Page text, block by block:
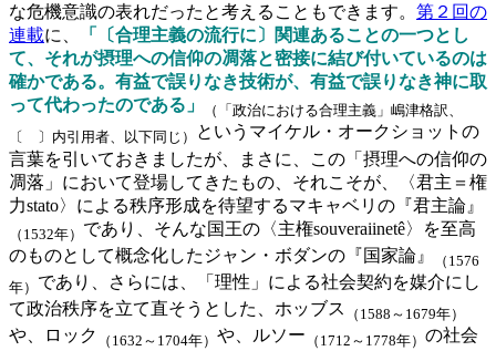
な危機意識の表れだったと考えることもできます。 第２回の
連載に、
「〔合理主義の流行に〕関連あることの一つとし
て、それが摂理への信仰の凋落と密接に結び付いているのは
確かである。有益で誤りなき技術が、有益で誤りなき神に取
って代わったのである」
（「政治における合理主義」嶋津格訳、
〔 〕内引用者、以下同じ）
というマイケル・オークショットの
言葉を引いておきましたが、まさに、この「摂理への信仰の
凋落」において登場してきたもの、それこそが、〈君主＝権
力stato〉による秩序形成を待望するマキャベリの『君主論』
（1532年） であり、そんな国王の〈主権souveraiinetê〉を至高
のものとして概念化したジャン・ボダンの『国家論』
（1576
年） であり、さらには、「理性」による社会契約を媒介にし
て政治秩序を立て直そうとした、ホッブス
（1588～1679年）
や、ロック （1632～1704年） や、ルソー （1712～1778年） の社会